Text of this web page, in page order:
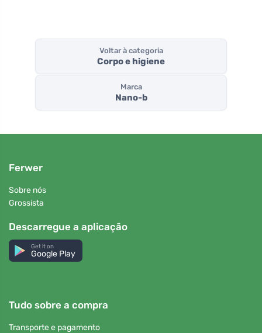
Voltar à categoria
Corpo e higiene
Marca
Nano-b
Ferwer
Sobre nós
Grossista
Descarregue a aplicação
Get it on
Google Play
Tudo sobre a compra
Transporte e pagamento